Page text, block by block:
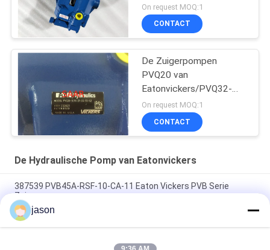
On request MOQ:1
CONTACT
De Zuigerpompen
PVQ20 van
Eatonvickers/PVQ32-
Reeksen
On request MOQ:1
CONTACT
De Hydraulische Pomp van Eatonvickers
387539 PVB45A-RSF-10-CA-11 Eaton Vickers PVB Serie
Zuigerpomp
Eaton Vickers 430567-AAL 3525VQ30A21-1AA20L High Speed,
High Presure Pumps
jason